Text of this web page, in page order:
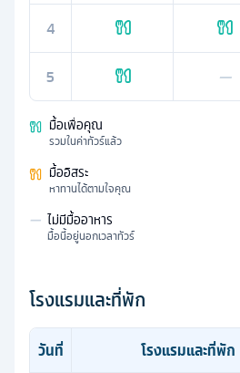
4
5 —
มื้อเพื่อคุณ
รวมในค่าทัวร์แล้ว
มื้ออิสระ
หาทานได้ตามใจคุณ
— ไม่มีมื้ออาหาร
มื้อนี้อยู่นอกเวลาทัวร์
โรงแรมและที่พัก
วันที่ โรงแรมและที่พัก